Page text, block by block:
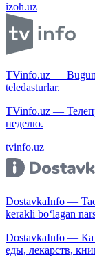
izoh.uz
TVinfo.uz —
teledasturlar.
TVinfo.uz —
неделю.
tvinfo.uz
DostavkaInfo —
kerakli bo‘lagan
DostavkaInfo —
еды, лекарств,